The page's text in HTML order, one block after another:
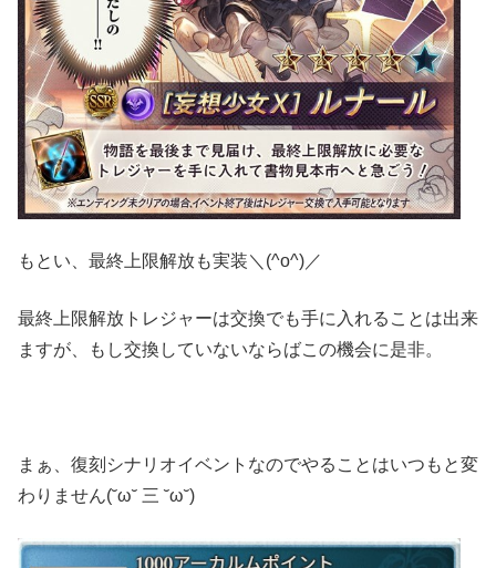
もとい、最終上限解放も実装＼(^o^)／
最終上限解放トレジャーは交換でも手に入れることは出来
ますが、もし交換していないならばこの機会に是非。
まぁ、復刻シナリオイベントなのでやることはいつもと変
わりません(˘ω˘ 三 ˘ω˘)